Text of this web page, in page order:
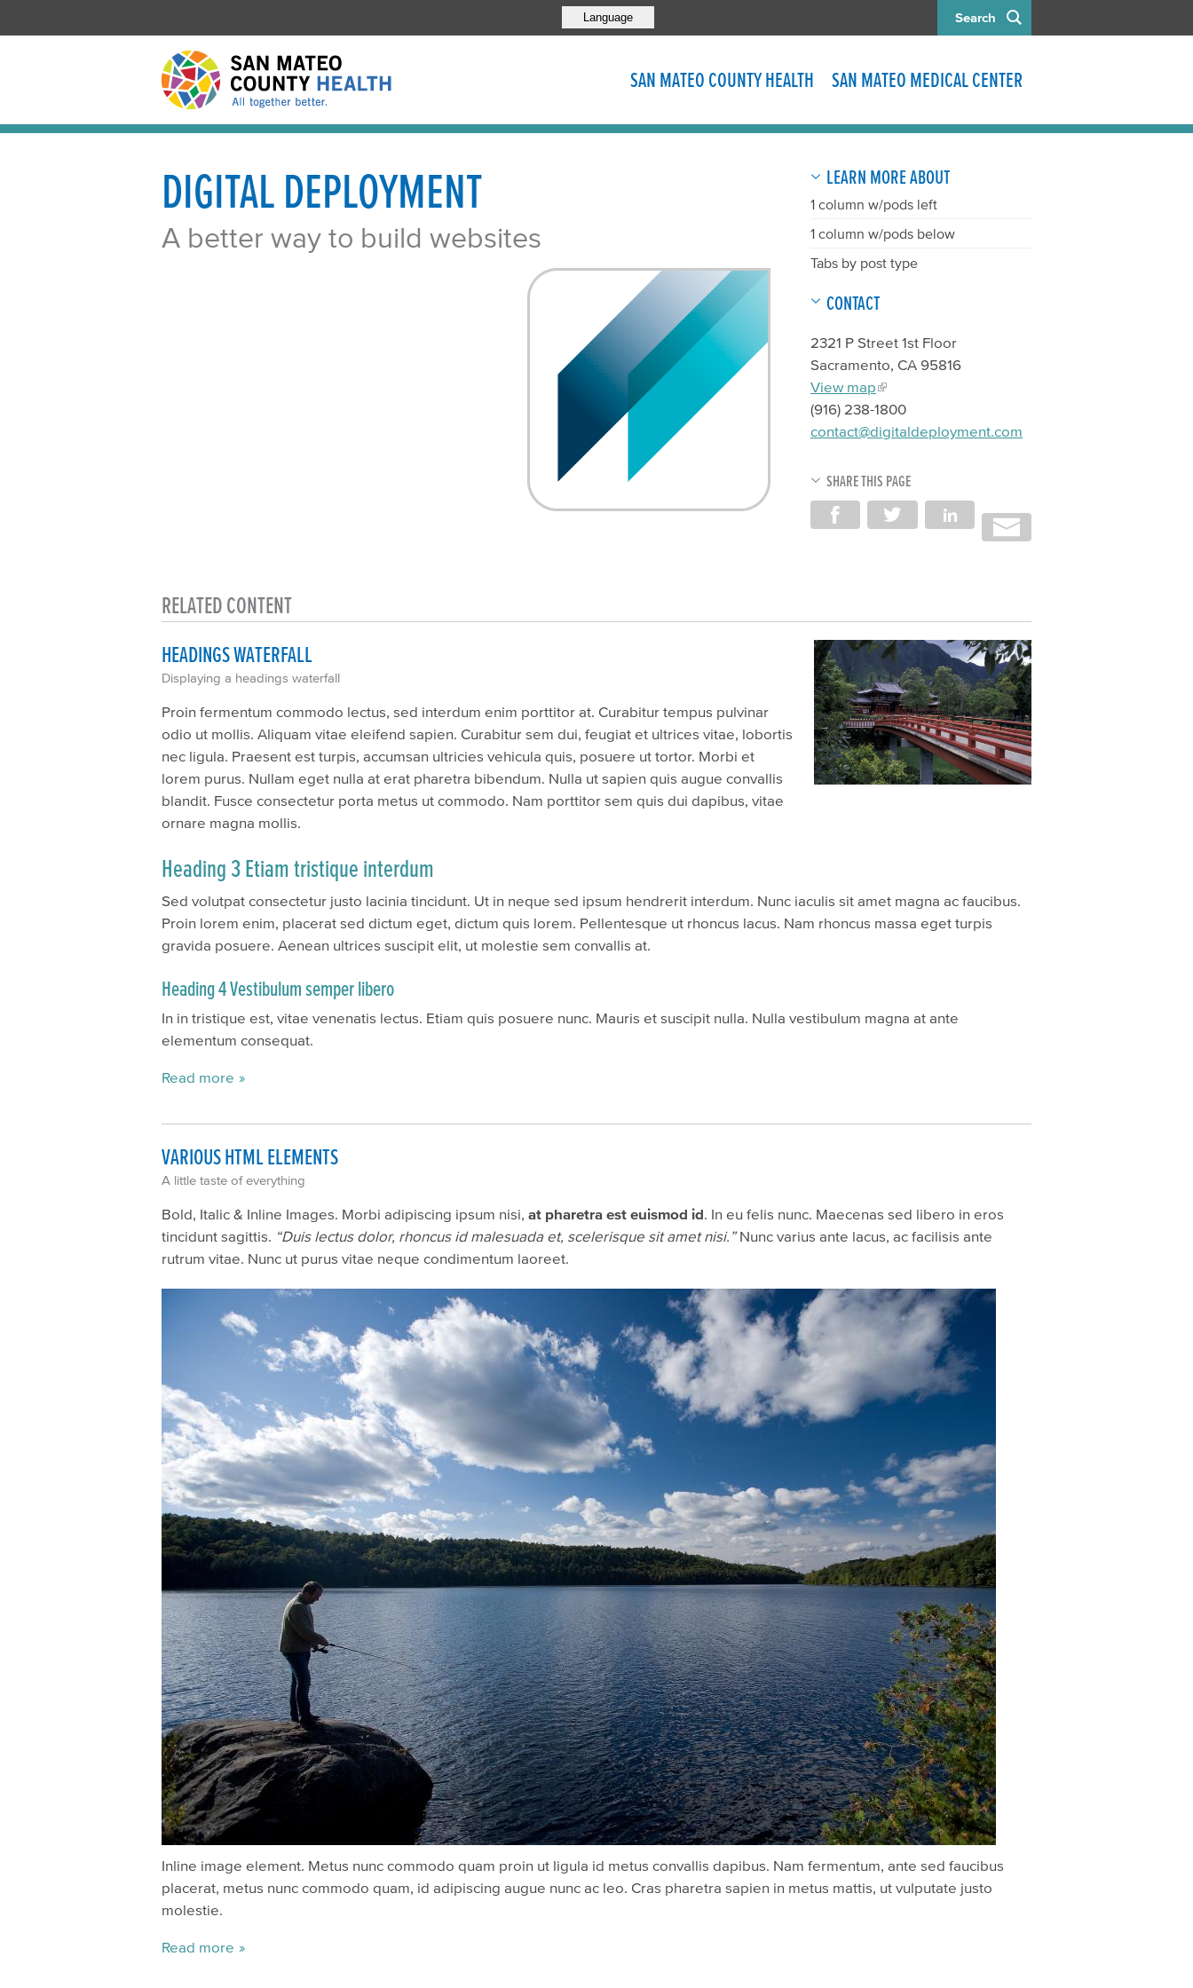
Search
Language
SAN MATEO COUNTY HEALTH SAN MATEO MEDICAL CENTER
DIGITAL DEPLOYMENT
A better way to build websites
LEARN MORE ABOUT
1 column w/pods left
1 column w/pods below
Tabs by post type
CONTACT
2321 P Street 1st Floor
Sacramento, CA 95816
View map
(916) 238-1800
contact@digitaldeployment.com
SHARE THIS PAGE
RELATED CONTENT
HEADINGS WATERFALL
Displaying a headings waterfall
Proin fermentum commodo lectus, sed interdum enim porttitor at. Curabitur tempus pulvinar
odio ut mollis. Aliquam vitae eleifend sapien. Curabitur sem dui, feugiat et ultrices vitae, lobortis
nec ligula. Praesent est turpis, accumsan ultricies vehicula quis, posuere ut tortor. Morbi et
lorem purus. Nullam eget nulla at erat pharetra bibendum. Nulla ut sapien quis augue convallis
blandit. Fusce consectetur porta metus ut commodo. Nam porttitor sem quis dui dapibus, vitae
ornare magna mollis.
Heading 3 Etiam tristique interdum
Sed volutpat consectetur justo lacinia tincidunt. Ut in neque sed ipsum hendrerit interdum. Nunc iaculis sit amet magna ac faucibus.
Proin lorem enim, placerat sed dictum eget, dictum quis lorem. Pellentesque ut rhoncus lacus. Nam rhoncus massa eget turpis
gravida posuere. Aenean ultrices suscipit elit, ut molestie sem convallis at.
Heading 4 Vestibulum semper libero
In in tristique est, vitae venenatis lectus. Etiam quis posuere nunc. Mauris et suscipit nulla. Nulla vestibulum magna at ante
elementum consequat.
Read more
VARIOUS HTML ELEMENTS
A little taste of everything
Bold, Italic & Inline Images. Morbi adipiscing ipsum nisi, at pharetra est euismod id. In eu felis nunc. Maecenas sed libero in eros
tincidunt sagittis. “Duis lectus dolor, rhoncus id malesuada et, scelerisque sit amet nisi.”Nunc varius ante lacus, ac facilisis ante
rutrum vitae. Nunc ut purus vitae neque condimentum laoreet.
Inline image element. Metus nunc commodo quam proin ut ligula id metus convallis dapibus. Nam fermentum, ante sed faucibus
placerat, metus nunc commodo quam, id adipiscing augue nunc ac leo. Cras pharetra sapien in metus mattis, ut vulputate justo
molestie.
Read more